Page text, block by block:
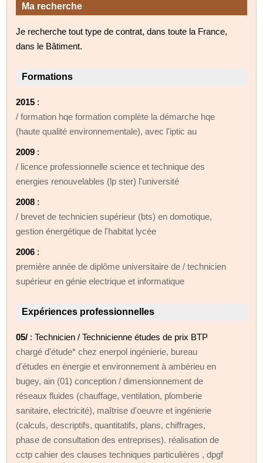
Ma recherche
Je recherche tout type de contrat, dans toute la France,
dans le Bâtiment.
Formations
2015 :
/ formation hqe formation complète la démarche hqe
(haute qualité environnementale), avec l'iptic au
2009 :
/ licence professionnelle science et technique des
energies renouvelables (lp ster) l'université
2008 :
/ brevet de technicien supérieur (bts) en domotique,
gestion énergétique de l'habitat lycée
2006 :
première année de diplôme universitaire de / technicien
supérieur en génie electrique et informatique
Expériences professionnelles
05/ : Technicien / Technicienne études de prix BTP
chargé d'étude* chez enerpol ingénierie, bureau
d'études en énergie et environnement à ambérieu en
bugey, ain (01) conception / dimensionnement de
réseaux fluides (chauffage, ventilation, plomberie
sanitaire, electricité), maîtrise d'oeuvre et ingénierie
(calculs, descriptifs, quantitatifs, plans, chiffrages,
phase de consultation des entreprises). réalisation de
cctp cahier des clauses techniques particulières , dpgf